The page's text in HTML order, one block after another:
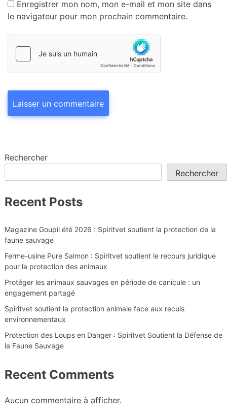
Enregistrer mon nom, mon e-mail et mon site dans
le navigateur pour mon prochain commentaire.
Rechercher
Rechercher
Recent Posts
Magazine Goupil été 2026 : Spiritvet soutient la protection de la
faune sauvage
Ferme-usine Pure Salmon : Spiritvet soutient le recours juridique
pour la protection des animaux
Protéger les animaux sauvages en période de canicule : un
engagement partagé
Spiritvet soutient la protection animale face aux reculs
environnementaux
Protection des Loups en Danger : Spiritvet Soutient la Défense de
la Faune Sauvage
Recent Comments
Aucun commentaire à afficher.